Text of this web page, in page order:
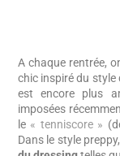
A chaque rentrée,
chic inspiré du style
est encore plus
imposées
le « tenniscore »
Dans le style